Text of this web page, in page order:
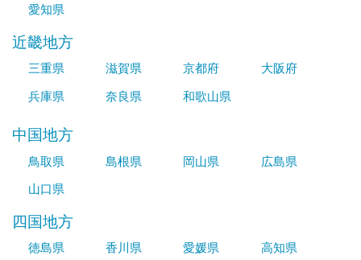
愛知県
近畿地方
三重県 滋賀県 京都府
大阪府
兵庫県
奈良県 和歌山県
中国地方
鳥取県 島根県 岡山県
広島県
山口県
四国地方
徳島県 香川県 愛媛県 高知県